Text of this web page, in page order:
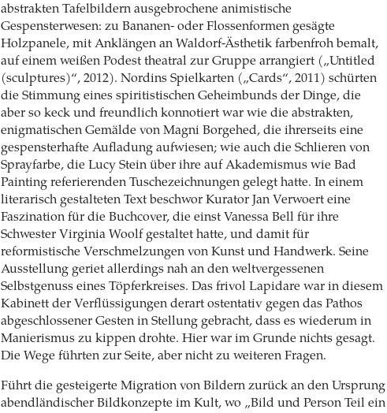
abstrakten Tafelbildern ausgebrochene animistische
Gespensterwesen: zu Bananen- oder Flossenformen gesägte
Holzpanele, mit Anklängen an Waldorf-Ästhetik farbenfroh bemalt,
auf einem weißen Podest theatral zur Gruppe arrangiert („Untitled
(sculptures)“, 2012). Nordins Spielkarten („Cards“, 2011) schürten
die Stimmung eines spiritistischen Geheimbunds der Dinge, die
aber so keck und freundlich konnotiert war wie die abstrakten,
enigmatischen Gemälde von Magni Borgehed, die ihrerseits eine
gespensterhafte Aufladung aufwiesen; wie auch die Schlieren von
Sprayfarbe, die Lucy Stein über ihre auf Akademismus wie Bad
Painting referierenden Tuschezeichnungen gelegt hatte. In einem
literarisch gestalteten Text beschwor Kurator Jan Verwoert eine
Faszination für die Buchcover, die einst Vanessa Bell für ihre
Schwester Virginia Woolf gestaltet hatte, und damit für
reformistische Verschmelzungen von Kunst und Handwerk. Seine
Ausstellung geriet allerdings nah an den weltvergessenen
Selbstgenuss eines Töpferkreises. Das frivol Lapidare war in diesem
Kabinett der Verflüssigungen derart ostentativ gegen das Pathos
abgeschlossener Gesten in Stellung gebracht, dass es wiederum in
Manierismus zu kippen drohte. Hier war im Grunde nichts gesagt.
Die Wege führten zur Seite, aber nicht zu weiteren Fragen.
Führt die gesteigerte Migration von Bildern zurück an den Ursprung
abendländischer Bildkonzepte im Kult, wo „Bild und Person Teil ein